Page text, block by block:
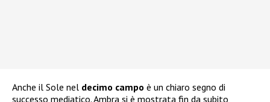
Anche il Sole nel decimo campo è un chiaro segno di
successo mediatico. Ambra si è mostrata fin da subito